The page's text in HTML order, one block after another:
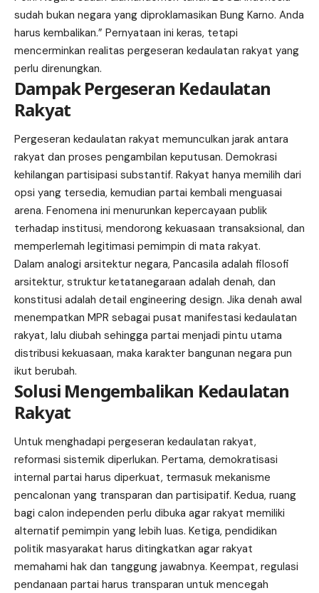
sudah bukan negara yang diproklamasikan Bung Karno. Anda
harus kembalikan.” Pernyataan ini keras, tetapi
mencerminkan realitas pergeseran kedaulatan rakyat yang
perlu direnungkan.
Dampak Pergeseran Kedaulatan
Rakyat
Pergeseran kedaulatan rakyat memunculkan jarak antara
rakyat dan proses pengambilan keputusan. Demokrasi
kehilangan partisipasi substantif. Rakyat hanya memilih dari
opsi yang tersedia, kemudian partai kembali menguasai
arena. Fenomena ini menurunkan kepercayaan publik
terhadap institusi, mendorong kekuasaan transaksional, dan
memperlemah legitimasi pemimpin di mata rakyat.
Dalam analogi arsitektur negara, Pancasila adalah filosofi
arsitektur, struktur ketatanegaraan adalah denah, dan
konstitusi adalah detail engineering design. Jika denah awal
menempatkan MPR sebagai pusat manifestasi kedaulatan
rakyat, lalu diubah sehingga partai menjadi pintu utama
distribusi kekuasaan, maka karakter bangunan negara pun
ikut berubah.
Solusi Mengembalikan Kedaulatan
Rakyat
Untuk menghadapi pergeseran kedaulatan rakyat,
reformasi sistemik diperlukan. Pertama, demokratisasi
internal partai harus diperkuat, termasuk mekanisme
pencalonan yang transparan dan partisipatif. Kedua, ruang
bagi calon independen perlu dibuka agar rakyat memiliki
alternatif pemimpin yang lebih luas. Ketiga, pendidikan
politik masyarakat harus ditingkatkan agar rakyat
memahami hak dan tanggung jawabnya. Keempat, regulasi
pendanaan partai harus transparan untuk mencegah